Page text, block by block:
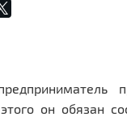
он обязан